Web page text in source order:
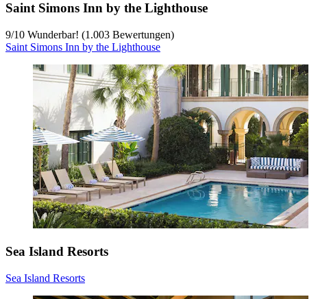
Saint Simons Inn by the Lighthouse
9/10 Wunderbar! (1.003 Bewertungen)
Saint Simons Inn by the Lighthouse
Sea Island Resorts
Sea Island Resorts